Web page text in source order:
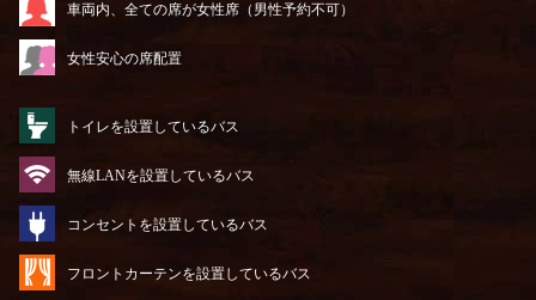
車両内、全ての席が女性席（男性予約不可）
女性安心の席配置
トイレを設置しているバス
無線LANを設置しているバス
コンセントを設置しているバス
フロントカーテンを設置しているバス